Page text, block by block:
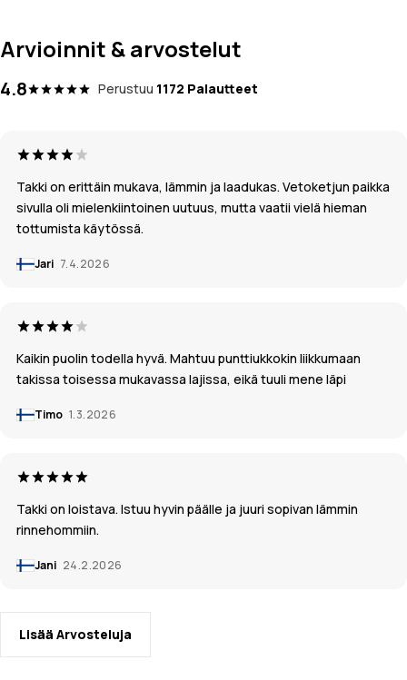
Arvioinnit & arvostelut
4.8 Perustuu 1172 Palautteet
Takki on erittäin mukava, lämmin ja laadukas. Vetoketjun paikka
sivulla oli mielenkiintoinen uutuus, mutta vaatii vielä hieman
tottumista käytössä.
Jari 7.4.2026
Kaikin puolin todella hyvä. Mahtuu punttiukkokin liikkumaan
takissa toisessa mukavassa lajissa, eikä tuuli mene läpi
Timo 1.3.2026
Takki on loistava. Istuu hyvin päälle ja juuri sopivan lämmin
rinnehommiin.
Jani 24.2.2026
Lisää Arvosteluja